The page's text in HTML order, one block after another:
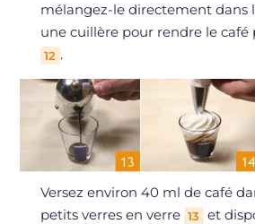
mélangez-le directement dans
une cuillère pour rendre le café
12 .
Versez environ 40 ml de café
petits verres en verre 13
et